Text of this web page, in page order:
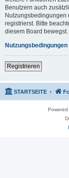
Benutzern auch
Nutzungsbedingungen
registrierst. Bitte
diesem Board bewegst.
Nutzungsbedingungen
Registrieren
STARTSEITE
Powered